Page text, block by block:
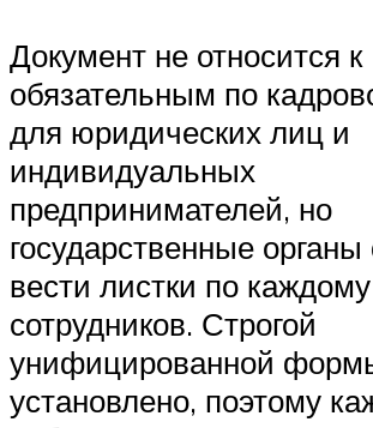
Документ не относится к
обязательным по
для юридических лиц и
индивидуальных
предпринимателей, но
государственные
вести листки по
сотрудников. Строгой
унифицированной
установлено, поэтому